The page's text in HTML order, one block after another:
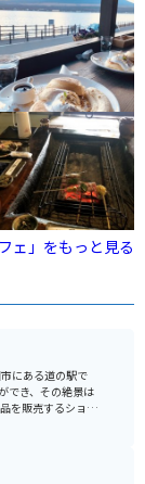
ェ」をもっと見る
にある道の駅で
でき、その絶景は
しむことができ
士山の歴史や文化